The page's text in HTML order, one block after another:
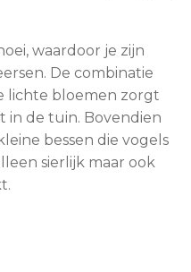
waardoor je zijn
De combinatie
lichte bloemen zorgt
in de tuin. Bovendien
bessen die vogels
sierlijk maar ook